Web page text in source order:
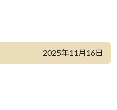
2025年11月16日